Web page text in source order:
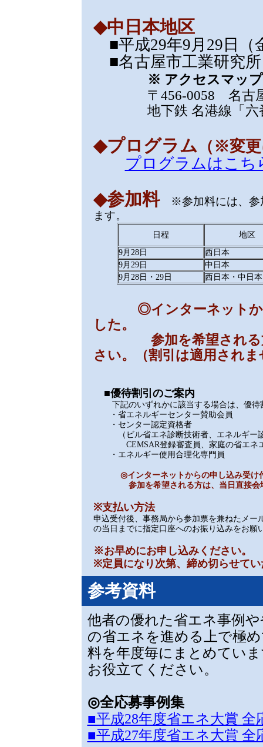
◆中日本地区
■平成29年9月29日（
■名古屋市工業研究
※ アクセスマップ
〒456-0058 名古屋市
地下鉄 名港線「六番
◆プログラム （※変
プログラムはこ
◆参加料※参加料には、参
ます。
日程
地区
9月28日
西日本
9月29日
中日本
9月28日・29日
西日本・中日本
◎インターネットから
した。
参加を希望される方
さい。（割引は適用されま
■優待割引のご案内
下記のいずれかに該当する場合は、優待
・省エネルギーセンター賛助会員
・センター認定資格者
（ビル省エネ診断技術者、エネルギー診
CEMSAR登録審査員、家庭の省エネエ
・エネルギー使用合理化専門員
◎インターネットからの申し込み受け付
参加を希望される方は、当日直接会場
※支払い方法
申込受付後、事務局から参加票を兼ねたメー
の当日までに指定口座へのお振り込みをお
※お早めにお申し込みください。
※定員になり次第、締め切らせて
参考資料
他者の優れた省エネ事例
の省エネを進める上で極
料を年度毎にまとめてい
お役立てください。
◎全応募事例集
■平成28年度省エネ大賞 全
■平成27年度省エネ大賞 全